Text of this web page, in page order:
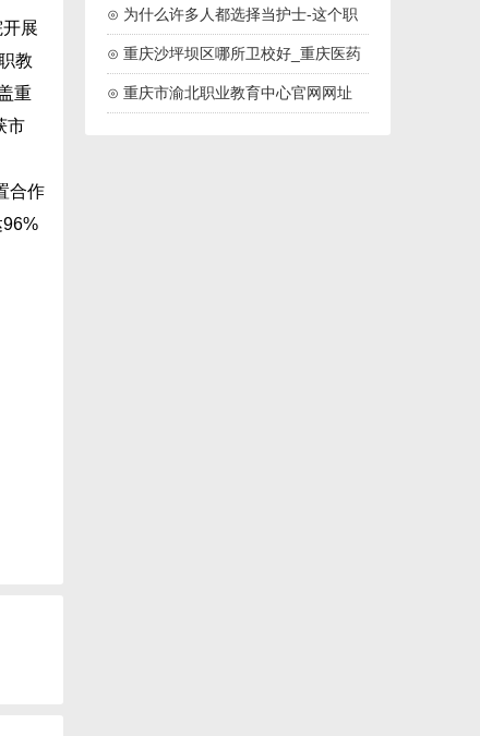
展
教
重
市
合作
样？
⊙ 为什么许多人都选择当护士-这个职
业好吗
⊙ 重庆沙坪坝区哪所卫校好_重庆医药
高等专科学校
⊙ 重庆市渝北职业教育中心官网网址